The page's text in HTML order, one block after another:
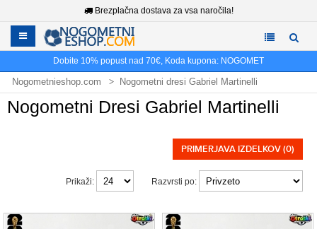
Brezplačna dostava za vsa naročila!
Dobite 10% popust nad 70€, Koda kupona: NOGOMET
Nogometnieshop.com Nogometni dresi Gabriel Martinelli
Nogometni Dresi Gabriel Martinelli
PRIMERJAVA IZDELKOV (0)
Razvrsti po:
Prikaži: